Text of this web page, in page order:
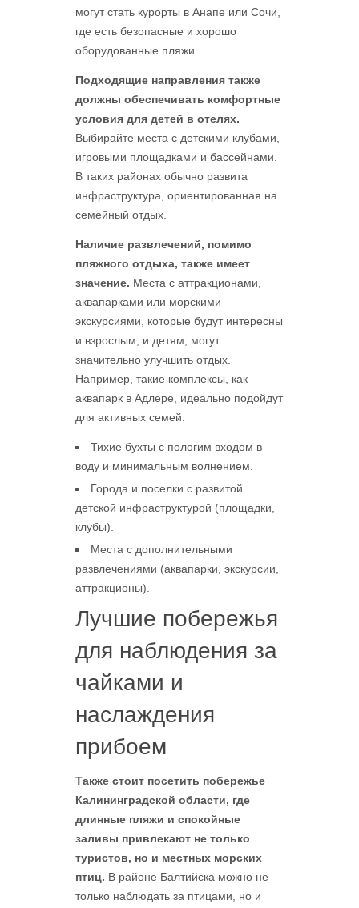
могут стать курорты в Анапе или Сочи,
где есть безопасные и хорошо
оборудованные пляжи.
Подходящие направления также
должны обеспечивать комфортные
условия для детей в отелях.
Выбирайте места с детскими клубами,
игровыми площадками и бассейнами.
В таких районах обычно развита
инфраструктура, ориентированная на
семейный отдых.
Наличие развлечений, помимо
пляжного отдыха, также имеет
значение. Места с аттракционами,
аквапарками или морскими
экскурсиями, которые будут интересны
и взрослым, и детям, могут
значительно улучшить отдых.
Например, такие комплексы, как
аквапарк в Адлере, идеально подойдут
для активных семей.
Тихие бухты с пологим входом в
воду и минимальным волнением.
Города и поселки с развитой
детской инфраструктурой (площадки,
клубы).
Места с дополнительными
развлечениями (аквапарки, экскурсии,
аттракционы).
Лучшие побережья
для наблюдения за
чайками и
наслаждения
прибоем
Также стоит посетить побережье
Калининградской области, где
длинные пляжи и спокойные
заливы привлекают не только
туристов, но и местных морских
птиц. В районе Балтийска можно не
только наблюдать за птицами, но и